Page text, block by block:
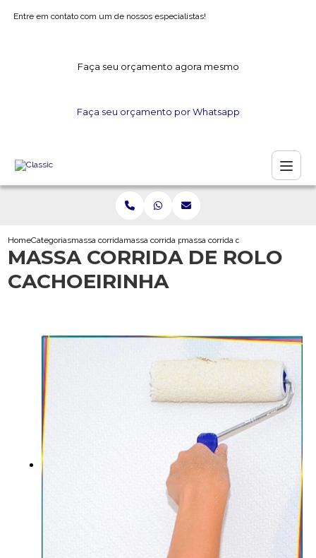
Entre em contato com um de nossos especialistas!
Faça seu orçamento agora mesmo
Faça seu orçamento por Whatsapp
HomeCategoriasmassa corridamassa corrida para parede externa
massa corrida de rolo cachoeirinha
MASSA CORRIDA DE ROLO
CACHOEIRINHA